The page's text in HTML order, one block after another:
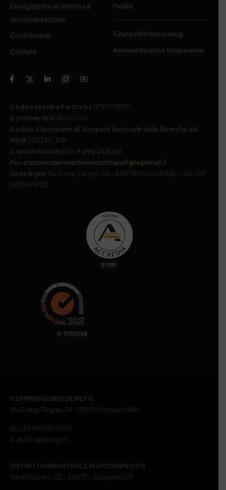
Divulgazione scientifica e
documentazione
Contribuenti
Contatti
Media
Tutela Whistleblowing
Amministrazione Trasparente
Codice fiscale e Partita Iva 07936981211
Iscrizione REA NA 920756
Codice di iscrizione all’Anagrafe Nazionale delle Ricerche del
MIUR 000290_EIRI
Capitale Sociale Euro 9.690.240,00
Pec stazionesperimentaleindustriapelli@legalmail.it
Sede legale
Via Campi Flegrei, 34 – 80078 Pozzuoli (NA) – Tel. +39
081 5979100
. N. IT17/0158
COMPRENSORIO OLIVETTI
Via Campi Flegrei, 34 – 80078 Pozzuoli (NA)
tel +39 081 597 91 00
e-mail ssip@ssip.it
DISTRETTO INDUSTRIALE DI ARZIGNANO (VI)
Via del Lavoro, 22 – 36077 – Arzignano (VI)